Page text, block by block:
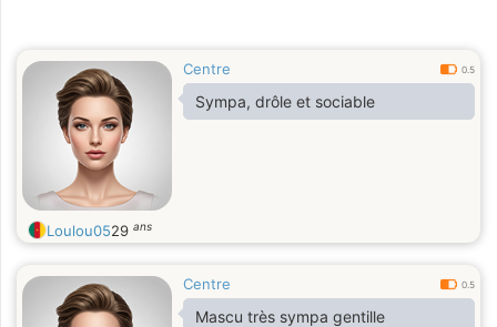
Centre 0.5
Sympa, drôle et sociable
Loulou0529 ans
Centre 0.5
Mascu très sympa gentille